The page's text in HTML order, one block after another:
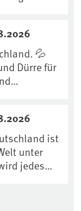
urn
💦
Dürre für
und
ist
unter
jedes
der
Das UBA